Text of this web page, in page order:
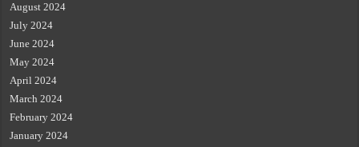
August 2024
July 2024
June 2024
May 2024
April 2024
March 2024
February 2024
January 2024